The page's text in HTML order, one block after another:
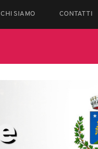
CHI SIAMO CONTATTI